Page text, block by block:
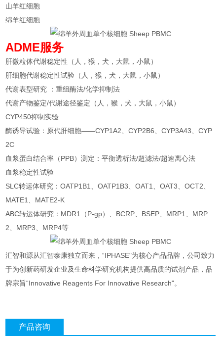
山羊红细胞
绵羊红细胞
ADME服务
肝微粒体代谢稳定性（人，猴，犬，大鼠，小鼠）
肝细胞代谢稳定性试验（人，猴，犬，大鼠，小鼠）
代谢表型研究 ：重组酶法/化学抑制法
代谢产物鉴定/代谢途径鉴定（人，猴，犬，大鼠，小鼠）
CYP450抑制实验
酶诱导试验：原代肝细胞——CYP1A2、CYP2B6、CYP3A43、CYP
2C
血浆蛋白结合率（PPB）测定：平衡透析法/超滤法/超速离心法
血浆稳定性试验
SLC转运体研究：OATP1B1、OATP1B3、OAT1、OAT3、OCT2、
MATE1、MATE2-K
ABC转运体研究：MDR1（P-gp）、BCRP、BSEP、MRP1、MRP
2、MRP3、MRP4等
汇智和源从汇智泰康独立而来，“IPHASE"为核心产品品牌，公司致力
于为创新药研发企业及生命科学研究机构提供高品质的试剂产品，品
牌宗旨“Innovative Reagents For Innovative Research"。
产品咨询